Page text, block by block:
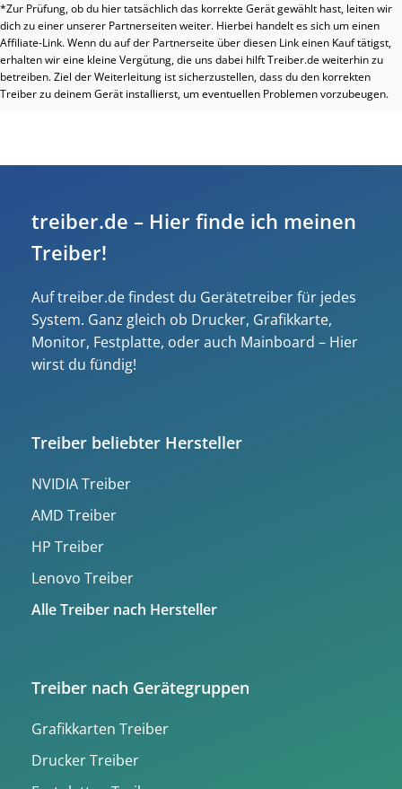
*Zur Prüfung, ob du hier tatsächlich das korrekte Gerät gewählt hast, leiten wir
dich zu einer unserer Partnerseiten weiter. Hierbei handelt es sich um einen
Affiliate-Link. Wenn du auf der Partnerseite über diesen Link einen Kauf tätigst,
erhalten wir eine kleine Vergütung, die uns dabei hilft Treiber.de weiterhin zu
betreiben. Ziel der Weiterleitung ist sicherzustellen, dass du den korrekten
Treiber zu deinem Gerät installierst, um eventuellen Problemen vorzubeugen.
treiber.de – Hier finde ich meinen
Treiber!
Auf treiber.de findest du Gerätetreiber für jedes
System. Ganz gleich ob Drucker, Grafikkarte,
Monitor, Festplatte, oder auch Mainboard – Hier
wirst du fündig!
Treiber beliebter Hersteller
NVIDIA Treiber
AMD Treiber
HP Treiber
Lenovo Treiber
Alle Treiber nach Hersteller
Treiber nach Gerätegruppen
Grafikkarten Treiber
Drucker Treiber